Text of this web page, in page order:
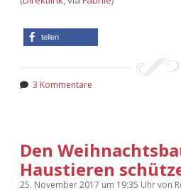
teilen
3 Kommentare
Den
Haustieren
25. November 2017 um 19:35 Uhrvon